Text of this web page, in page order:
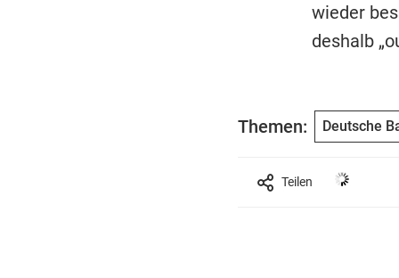
wieder
deshalb
Themen: Deutsche
Teilen